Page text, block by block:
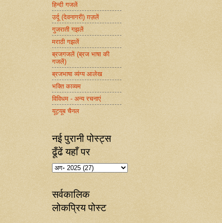
हिन्दी गजलें
उर्दू (देवनागरी) ग़ज़लें
गुजराती गझलें
मराठी गझलें
ब्रजगजलें (ब्रज भाषा की
गजलें)
ब्रजभाषा व्यंग्य आलेख
भक्ति काव्यम
विविधम - अन्य रचनाएं
यूट्यूब चैनल
नई पुरानी पोस्ट्स
ढूँढें यहाँ पर
सर्वकालिक
लोकप्रिय पोस्ट